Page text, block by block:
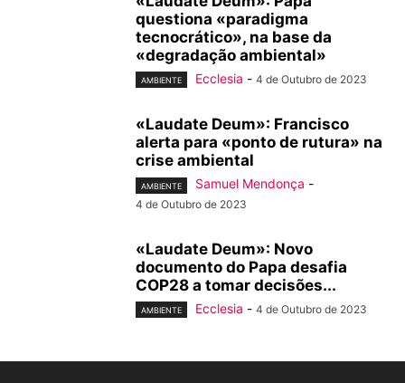
questiona «paradigma
tecnocrático», na base da
«degradação ambiental»
AMBIENTE Ecclesia - 4 de Outubro de 2023
«Laudate Deum»: Francisco
alerta para «ponto de rutura» na
crise ambiental
AMBIENTE Samuel Mendonça -
4 de Outubro de 2023
«Laudate Deum»: Novo
documento do Papa desafia
COP28 a tomar decisões...
AMBIENTE Ecclesia - 4 de Outubro de 2023